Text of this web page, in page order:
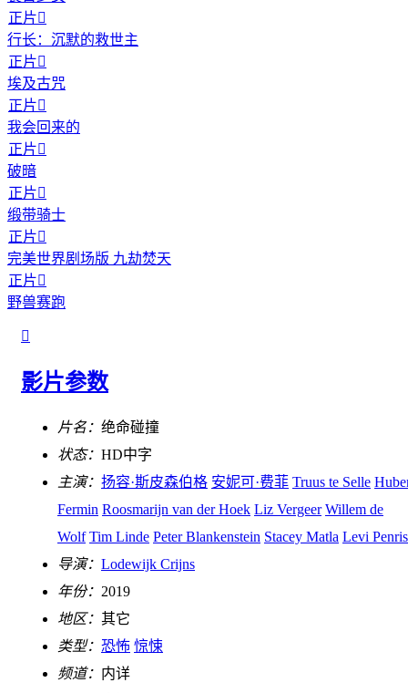
正片
行长：沉默的救世主
正片
埃及古咒
正片
我会回来的
正片
破暗
正片
缎带骑士
正片
完美世界剧场版 九劫焚天
正片
野兽赛跑

影片参数
片名： 绝命碰撞
状态： HD中字
主演： 扬容·斯皮森伯格 安妮可·费菲 Truus te Selle
Fermin Roosmarijn van der Hoek Liz Vergeer Willem de
Wolf Tim Linde Peter Blankenstein Stacey Matla Levi Penris
导演： Lodewijk Crijns
年份： 2019
地区： 其它
类型： 恐怖 惊悚
频道： 内详